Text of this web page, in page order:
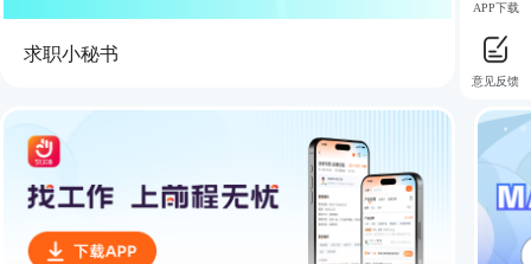
求职小秘书
APP下载
意见反馈